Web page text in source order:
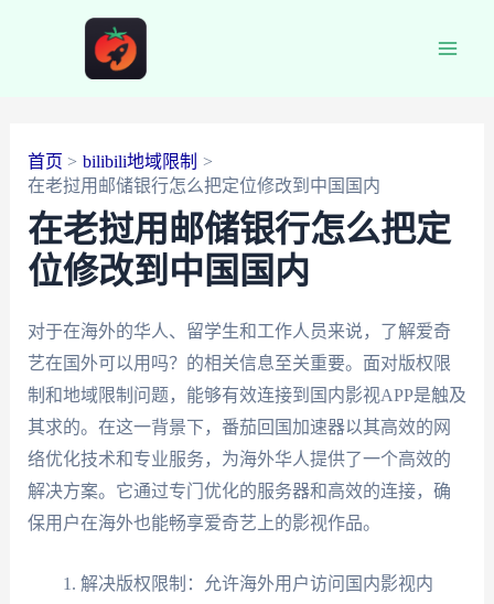
首页
bilibili地域限制
在老挝用邮储银行怎么把定位修改到中国国内
在老挝用邮储银行怎么把定
位修改到中国国内
对于在海外的华人、留学生和工作人员来说，了解爱奇
艺在国外可以用吗？的相关信息至关重要。面对版权限
制和地域限制问题，能够有效连接到国内影视APP是触及
其求的。在这一背景下，番茄回国加速器以其高效的网
络优化技术和专业服务，为海外华人提供了一个高效的
解决方案。它通过专门优化的服务器和高效的连接，确
保用户在海外也能畅享爱奇艺上的影视作品。
解决版权限制：允许海外用户访问国内影视内